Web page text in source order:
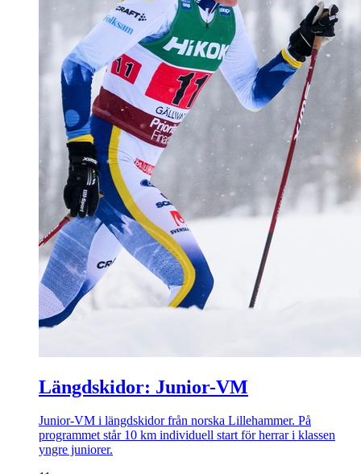
Längdskidor: Junior-VM
Junior-VM i längdskidor från norska Lillehammer. På
programmet står 10 km individuell start för herrar i klassen
yngre juniorer.